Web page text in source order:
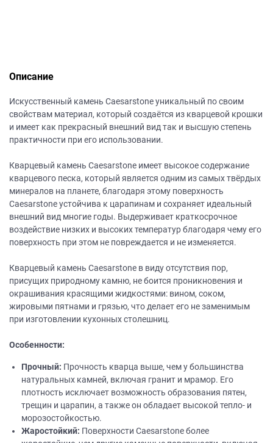
Описание
Искусственный камень Caesarstone уникальный по своим
свойствам материал, который создаётся из кварцевой крошки
и имеет как прекрасный внешний вид так и высшую степень
практичности при его использовании.
Кварцевый камень Caesarstone имеет высокое содержание
кварцевого песка, который является одним из самых твёрдых
минералов на планете, благодаря этому поверхность
Caesarstone устойчива к царапинам и сохраняет идеальный
внешний вид многие годы. Выдерживает краткосрочное
воздействие низких и высоких температур благодаря чему его
поверхность при этом не повреждается и не изменяется.
Кварцевый камень Caesarstone в виду отсутствия пор,
присущих природному камню, не боится проникновения и
окрашивания красящими жидкостями: вином, соком,
жировыми пятнами и грязью, что делает его не заменимым
при изготовлении кухонных столешниц.
Особенности:
Прочный: Прочность кварца выше, чем у большинства
натуральных камней, включая гранит и мрамор. Его
плотность исключает возможность образования пятен,
трещин и царапин, а также он обладает высокой тепло- и
морозостойкостью.
Жаростойкий: Поверхности Caesarstone более